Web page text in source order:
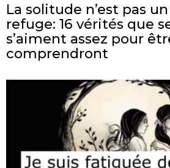
La solitude n’est pas
refuge: 16 vérités que
s’aiment assez pour
comprendront